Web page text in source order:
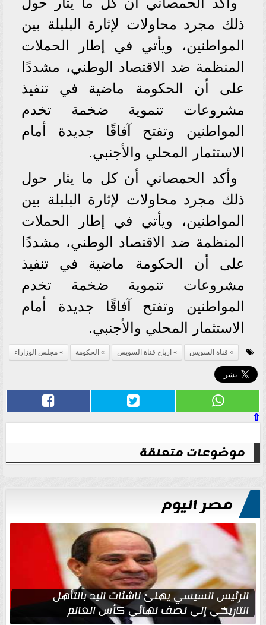
ذلك مجرد محاولات لإثارة البلبلة بين
المواطنين، ويأتي في إطار الحملات
المنظمة ضد الاقتصاد الوطني، مشددًا
على أن الحكومة ماضية في تنفيذ
مشروعات تنموية ضخمة تخدم
المواطنين وتفتح آفاقًا جديدة أمام
الاستثمار المحلي والأجنبي.
وأكد الحمصاني أن كل ما يثار حول
ذلك مجرد محاولات لإثارة البلبلة بين
المواطنين، ويأتي في إطار الحملات
المنظمة ضد الاقتصاد الوطني، مشددًا
على أن الحكومة ماضية في تنفيذ
مشروعات تنموية ضخمة تخدم
المواطنين وتفتح آفاقًا جديدة أمام
الاستثمار المحلي والأجنبي.
قناة السويس ارباح قناة السويس الحكومة مجلس الوزاراء
⇧
موضوعات متعلقة
مصر اليوم
الرئيس السيسي يهنئ ناشئات اليد بالتأهل
التاريخي إلى نصف نهائي كأس العالم